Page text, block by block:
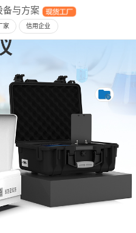
备与方案
家 信用企业